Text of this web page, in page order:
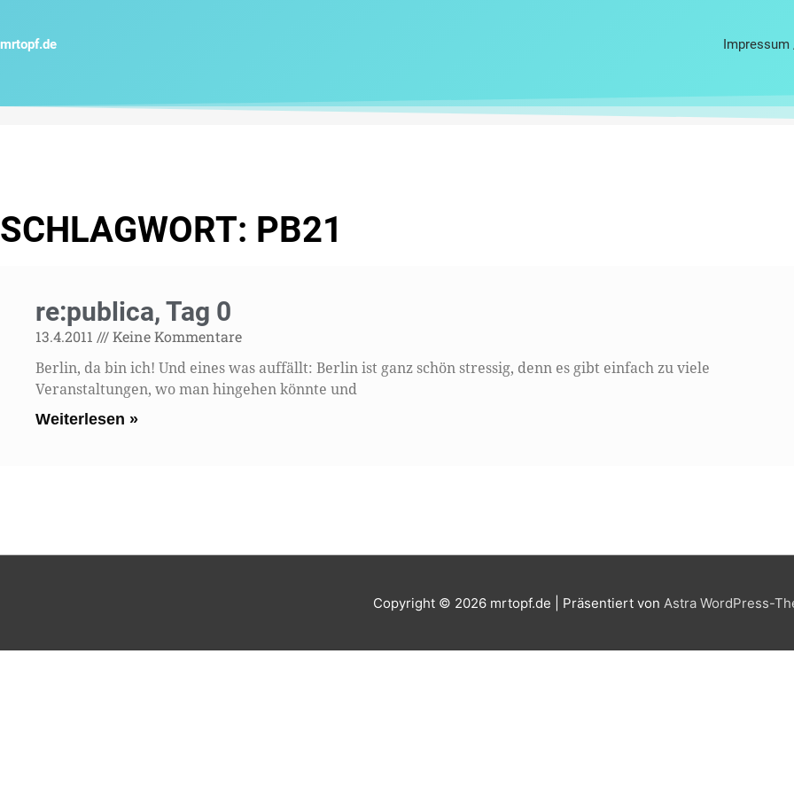
springen
mrtopf.de
SCHLAGWORT: PB21
re:publica, Tag 0
13.4.2011 Keine Kommentare
Berlin, da bin ich! Und eines was auffällt: Berlin ist ganz schön stressig, denn es gibt einfach zu viele
Veranstaltungen, wo man hingehen könnte und
Weiterlesen »
Copyright © 2026 mrtopf.de | Präsentiert von Astra WordPress-